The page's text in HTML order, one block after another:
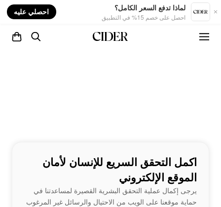
لماذا تدفع السعر الكامل؟
احصل على خصم 15% في التطبيق
احصلي عليه
اكمل التحقق السريع للإنسان لأمان
الموقع الإلكتروني
يرجى إكمال عملية التحقق البشرية القصيرة لمساعدتنا في
حماية موقعنا على الويب من الاحتيال والرسائل غير المرغوب